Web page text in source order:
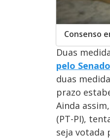
Consenso
Duas
pelo Senado
duas
prazo
Ainda
(PT-PI),
seja votada